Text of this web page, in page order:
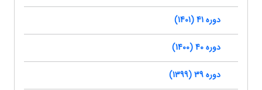
دوره 41 (1401)
دوره 40 (1400)
دوره 39 (1399)